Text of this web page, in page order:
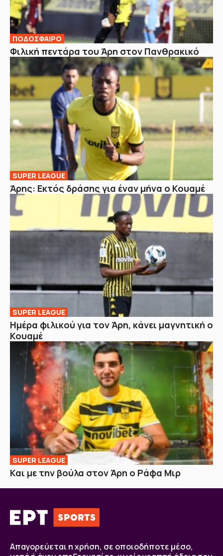
ΠΟΔΟΣΦΑΙΡΟ
Φιλική πεντάρα του Άρη στον Πανθρακικό
SUPER LEAGUE
Άρης: Εκτός δράσης για έναν μήνα ο Κουαμέ
SUPER LEAGUE
Ημέρα φιλικού για τον Άρη, κάνει μαγνητική ο
Κουαμέ
SUPER LEAGUE
Και με την βούλα στον Άρη ο Ράφα Μιρ
Απαγορεύεται η χρήση, σε οποιοδήποτε μέσο,